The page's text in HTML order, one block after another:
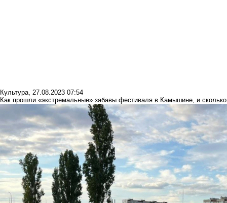
Культура, 27.08.2023 07:54
Как прошли «экстремальные» забавы фестиваля в Камышине, и сколько